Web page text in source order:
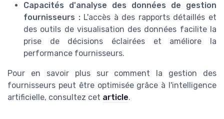
Capacités d'analyse des données de gestion
fournisseurs :L'accès à des rapports détaillés et
des outils de visualisation des données facilite la
prise de décisions éclairées et améliore la
performance fournisseurs.
Pour en savoir plus sur comment la gestion des
fournisseurs peut être optimisée grâce à l'intelligence
artificielle, consultez cet article.